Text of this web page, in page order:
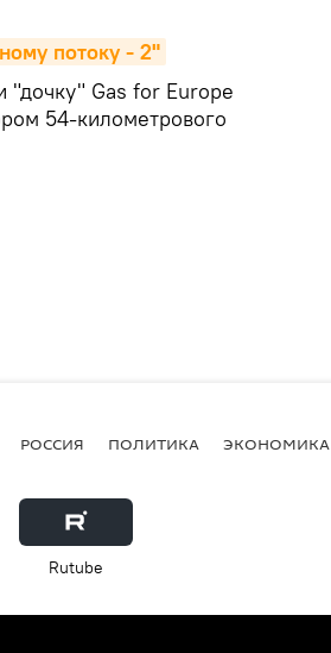
потоку - 2"
"дочку" Gas for Europe
54-километрового
РОССИЯ ПОЛИТИКА ЭКОНОМИКА
Rutube